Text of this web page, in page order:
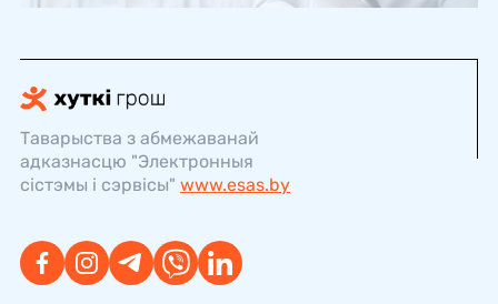
Таварыства з абмежаванай
адказнасцю "Электронныя
сістэмы і сэрвісы" www.esas.by